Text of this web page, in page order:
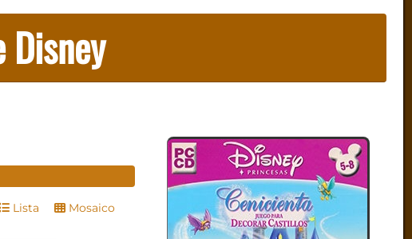
Lista Mosaico